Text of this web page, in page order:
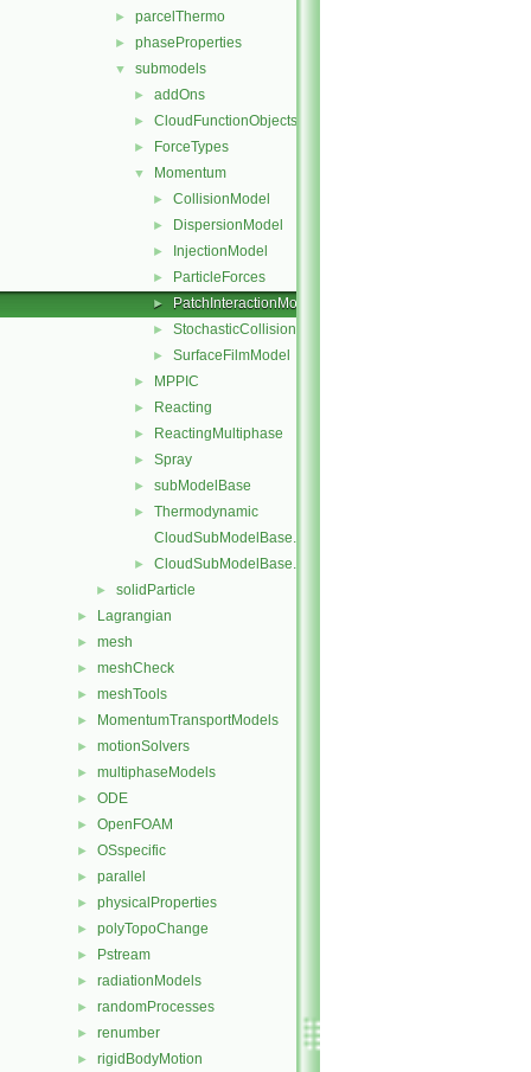
► parcelThermo
► phaseProperties
▼ submodels
► addOns
► CloudFunctionObjects
► ForceTypes
▼ Momentum
► CollisionModel
► DispersionModel
► InjectionModel
► ParticleForces
► PatchInteractionModel
► StochasticCollision
► SurfaceFilmModel
► MPPIC
► Reacting
► ReactingMultiphase
► Spray
► subModelBase
►
Thermodynamic
CloudSubModelBase.C
► CloudSubModelBase.H
► solidParticle
► Lagrangian
► mesh
► meshCheck
► meshTools
► MomentumTransportModels
► motionSolvers
► multiphaseModels
► ODE
► OpenFOAM
► OSspecific
► parallel
► physicalProperties
► polyTopoChange
► Pstream
► radiationModels
► randomProcesses
► renumber
► rigidBodyMotion